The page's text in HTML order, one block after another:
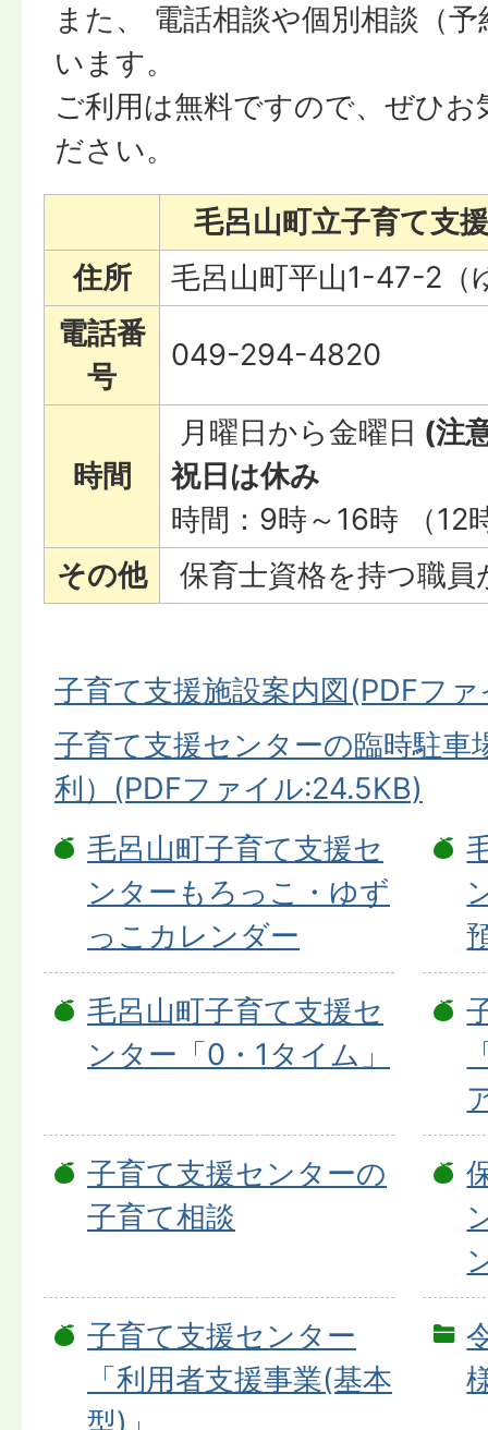
また、 電話相談や個別相談（
います。
ご利用は無料ですので、ぜひ
ださい。
毛呂山町立子育て支
住所
毛呂山町平山1-47-2（
電話番
号
049-294-4820
時間
月曜日から金曜日 (注
祝日は休み
時間：9時～16時 （12
その他
保育士資格を持つ職員
子育て支援施設案内図(PDFファ
子育て支援センターの臨時駐車
利）(PDFファイル:24.5KB)
毛呂山町子育て支援セ
ンターもろっこ・ゆず
っこカレンダー
毛呂山町子育て支援セ
ンター「0・1タイム」
子育て支援センターの
子育て相談
子育て支援センター
「利用者支援事業(基本